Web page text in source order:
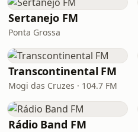
Sertanejo FM
Ponta Grossa
Transcontinental FM
Mogi das Cruzes · 104.7 FM
Rádio Band FM